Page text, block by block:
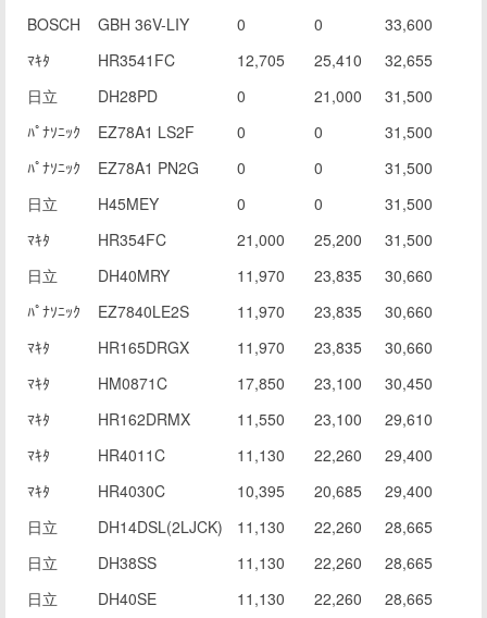
BOSCH
GBH 36V-LIY 0 0
33,600
ﾏｷﾀ
HR3541FC 12,705 25,410
32,655
日立
DH28PD 0 21,000
31,500
ﾊﾟﾅｿﾆｯｸ
EZ78A1 LS2F 0 0
31,500
ﾊﾟﾅｿﾆｯｸ
EZ78A1 PN2G 0 0
31,500
日立
H45MEY 0 0
31,500
ﾏｷﾀ
HR354FC 21,000 25,200
31,500
日立
DH40MRY 11,970 23,835
30,660
ﾊﾟﾅｿﾆｯｸ
EZ7840LE2S 11,970 23,835
30,660
ﾏｷﾀ
HR165DRGX 11,970 23,835
30,660
ﾏｷﾀ
HM0871C 17,850 23,100
30,450
ﾏｷﾀ
HR162DRMX 11,550 23,100
29,610
ﾏｷﾀ
HR4011C 11,130 22,260
29,400
ﾏｷﾀ
HR4030C 10,395 20,685
29,400
日立
DH14DSL(2LJCK) 11,130 22,260
28,665
日立
DH38SS 11,130 22,260
28,665
日立
DH40SE 11,130 22,260
28,665